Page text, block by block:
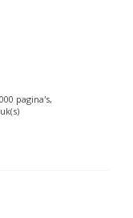
pagina's,